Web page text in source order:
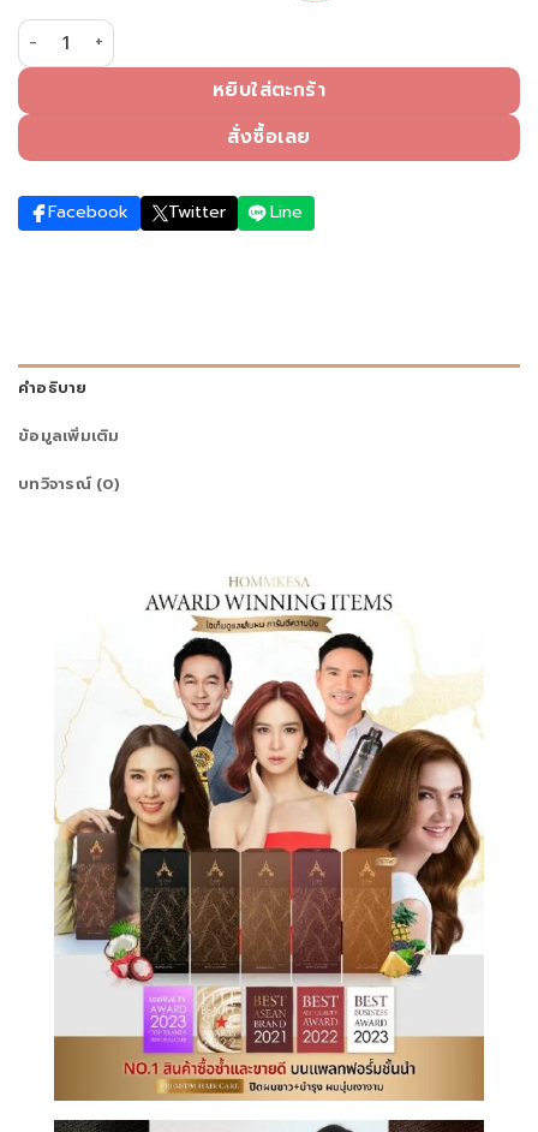
จำนวน แชมพูปิดผมขาวหอมเกศ พร้อมบำรุงด้วยสารสกัดจากธรร
หยิบใส่ตะกร้า
สั่งซื้อเลย
Facebook Twitter Line
คำอธิบาย
ข้อมูลเพิ่มเติม
บทวิจารณ์ (0)